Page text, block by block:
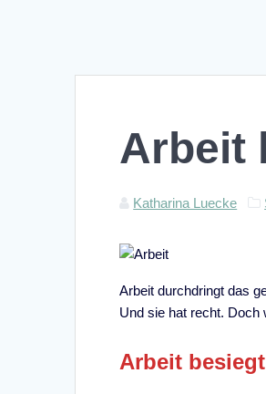
Arbeit
Katharina Luecke
Arbeit durchdringt das
Und sie hat recht. Doch
Arbeit